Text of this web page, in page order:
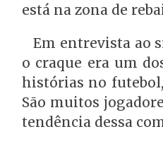
está na zona de
Em entrevista ao
o craque era um
histórias no
São muitos
tendência dessa